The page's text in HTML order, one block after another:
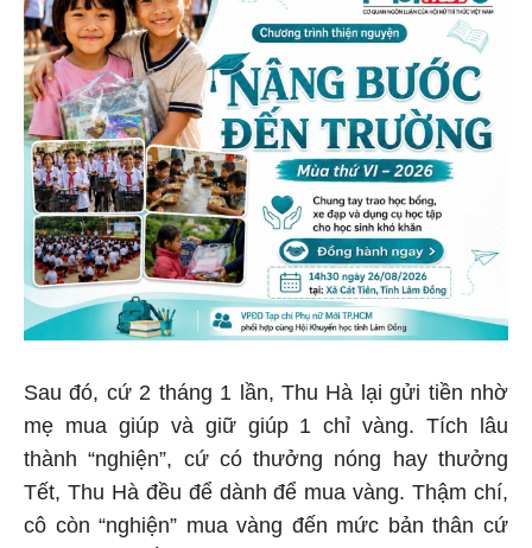
Sau đó, cứ 2 tháng 1 lần, Thu Hà lại gửi tiền nhờ
mẹ mua giúp và giữ giúp 1 chỉ vàng. Tích lâu
thành “nghiện”, cứ có thưởng nóng hay thưởng
Tết, Thu Hà đều để dành để mua vàng. Thậm chí,
cô còn “nghiện” mua vàng đến mức bản thân cứ